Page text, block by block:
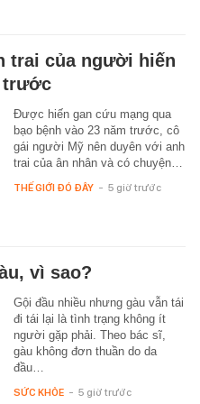
trai của người hiến
trước
Được hiến gan cứu mạng qua
bạo bệnh vào 23 năm trước, cô
gái người Mỹ nên duyên với anh
trai của ân nhân và có chuyện…
THẾ GIỚI ĐÓ ĐÂY - 5 giờ trước
vì sao?
Gội đầu nhiều nhưng gàu vẫn tái
đi tái lại là tình trạng không ít
người gặp phải. Theo bác sĩ,
gàu không đơn thuần do da
đầu…
SỨC KHỎE - 5 giờ trước